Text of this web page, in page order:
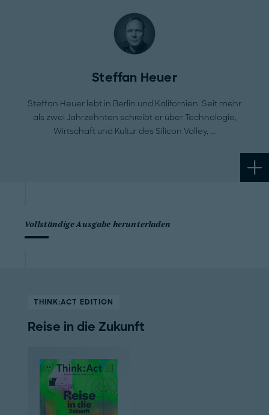
Steffan Heuer
Steffan Heuer lebt in Berlin und Kalifornien. Seit mehr
als zwei Jahrzehnten schreibt er über Technologie,
Wirtschaft und Kultur des Silicon Valley,
Vollständige Ausgabe herunterladen
THINK:ACT EDITION
Reise in die Zukunft